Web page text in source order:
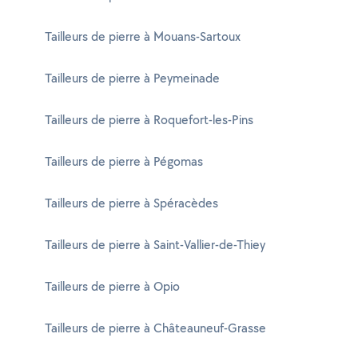
Tailleurs de pierre à Mouans-Sartoux
Tailleurs de pierre à Peymeinade
Tailleurs de pierre à Roquefort-les-Pins
Tailleurs de pierre à Pégomas
Tailleurs de pierre à Spéracèdes
Tailleurs de pierre à Saint-Vallier-de-Thiey
Tailleurs de pierre à Opio
Tailleurs de pierre à Châteauneuf-Grasse